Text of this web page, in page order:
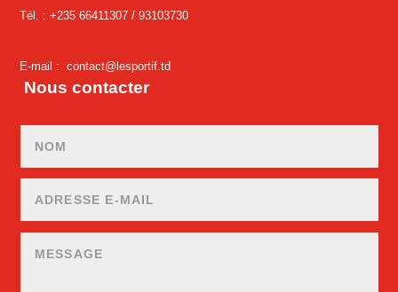
Tél. : +235 66411307 /93103730
E-mail :contact@lesportif.td
Nous contacter